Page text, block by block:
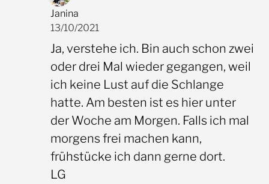
Janina
13/10/2021
Ja, verstehe ich. Bin auch schon zwei
oder drei Mal wieder gegangen, weil
ich keine Lust auf die Schlange
hatte. Am besten ist es hier unter
der Woche am Morgen. Falls ich mal
morgens frei machen kann,
frühstücke ich dann gerne dort.
LG